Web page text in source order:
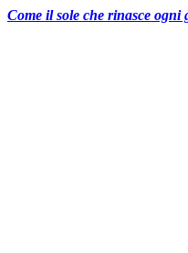
Come il sole che rinasce ogni